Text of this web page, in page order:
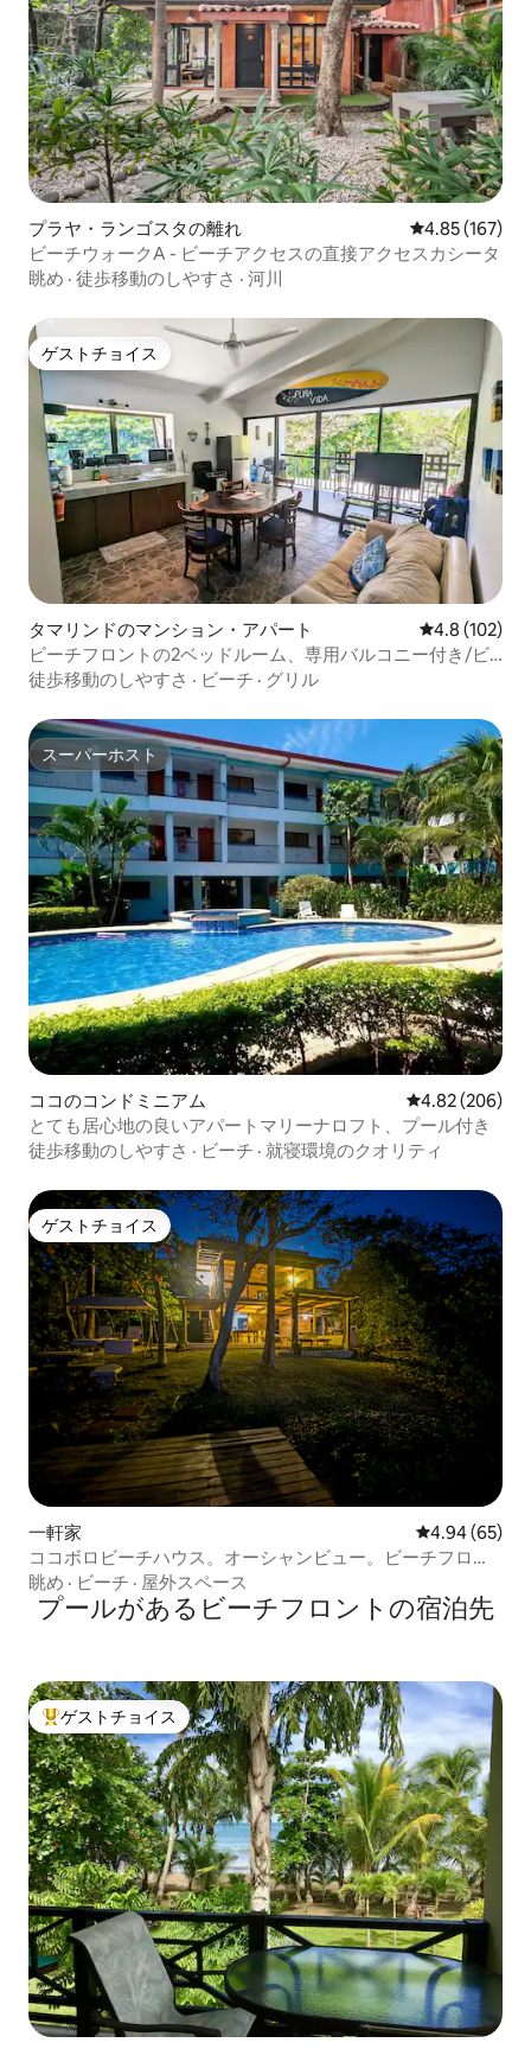
プラヤ・ランゴスタの離れ レビュー167
4.85 (167)
ビーチウォークA - ビーチアクセスの直接アクセスカシータ
眺め · 徒歩移動のしやすさ · 河川
ゲストチョイス
ゲストチョイス
タマリンドのマンション・アパート レビュー102
4.8 (102)
ビーチフロントの2ベッドルーム、専用バルコニー付き/ビ
ーチビュー
徒歩移動のしやすさ · ビーチ · グリル
スーパーホスト
スーパーホスト
ココのコンドミニアム レビュー206
4.82 (206)
とても居心地の良いアパートマリーナロフト、プール付き
徒歩移動のしやすさ · ビーチ · 就寝環境のクオリティ
ゲストチョイス
ゲストチョイス
一軒家 レビュー65
4.94 (65)
ココボロビーチハウス。オーシャンビュー。ビーチフロン
ト
眺め · ビーチ · 屋外スペース
プールがあるビーチフロントの宿泊先
大好評のゲストチョイスです。
ゲストチョイス